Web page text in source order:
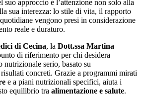
approccio è l’attenzione non solo alla
sua interezza: lo stile di vita, il rapporto
vengono presi in considerazione
reale e duraturo.
di Cecina, la Dott.ssa Martina
di riferimento per chi desidera
nutrizionale serio, basato su
concreti. Grazie a programmi mirati
e a piani nutrizionali specifici, aiuta i
equilibrio tra alimentazione e salute.